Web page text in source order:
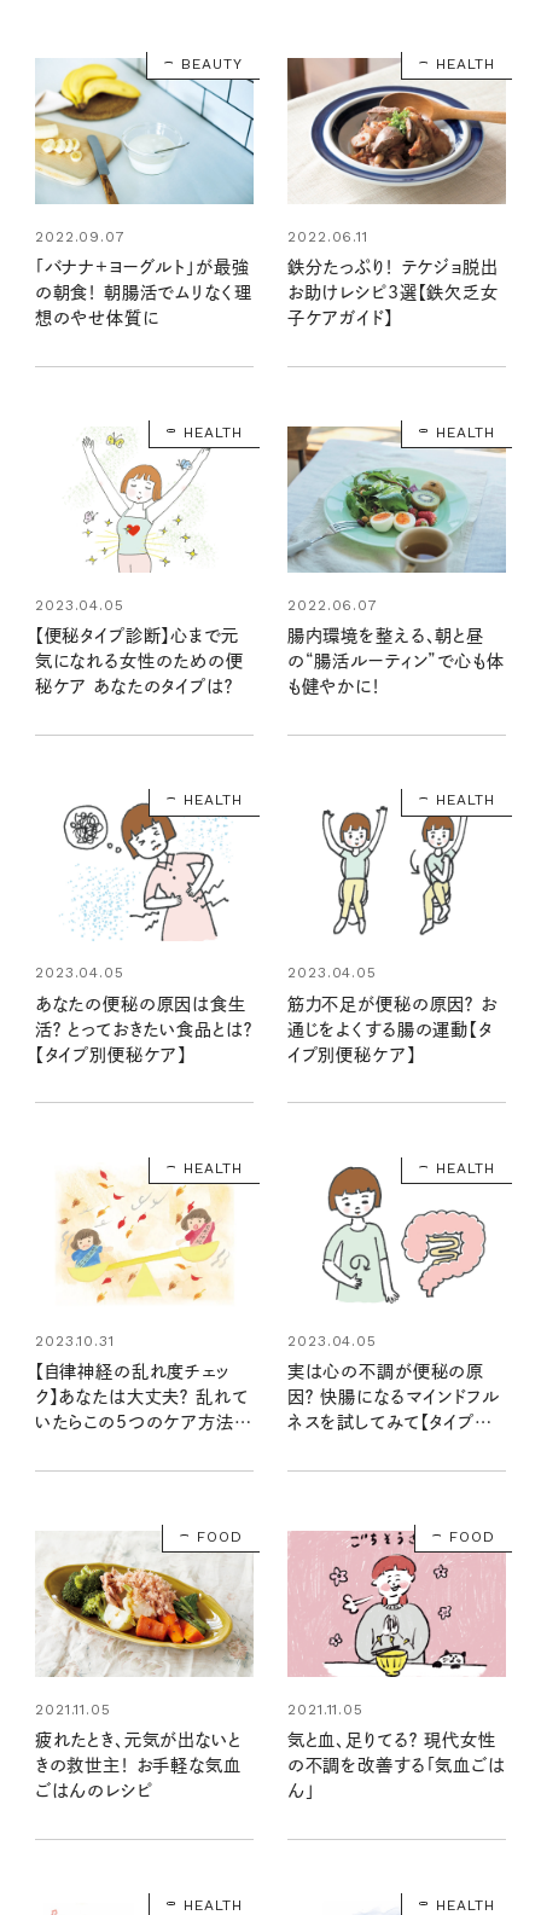
BEAUTY
2022.09.07
「バナナ+ヨーグルト」が最強
の朝食！ 朝腸活でムリなく理
想のやせ体質に
HEALTH
2022.06.11
鉄分たっぷり！ テケジョ脱出
お助けレシピ3選【鉄欠乏女
子ケアガイド】
HEALTH
2023.04.05
【便秘タイプ診断】心まで元
気になれる女性のための便
秘ケア あなたのタイプは？
HEALTH
2022.06.07
腸内環境を整える、朝と昼
の“腸活ルーティン”で心も体
も健やかに！
HEALTH
2023.04.05
あなたの便秘の原因は食生
活？ とっておきたい食品とは？
【タイプ別便秘ケア】
HEALTH
2023.04.05
筋力不足が便秘の原因？ お
通じをよくする腸の運動【タ
イプ別便秘ケア】
HEALTH
2023.10.31
【自律神経の乱れ度チェッ
ク】あなたは大丈夫？ 乱れて
いたらこの5つのケア方法で
HEALTH
2023.04.05
実は心の不調が便秘の原
因？ 快腸になるマインドフル
ネスを試してみて【タイプ別
FOOD
2021.11.05
疲れたとき、元気が出ないと
きの救世主！ お手軽な気血
ごはんのレシピ
FOOD
2021.11.05
気と血、足りてる？ 現代女性
の不調を改善する「気血ごは
ん」
HEALTH HEALTH